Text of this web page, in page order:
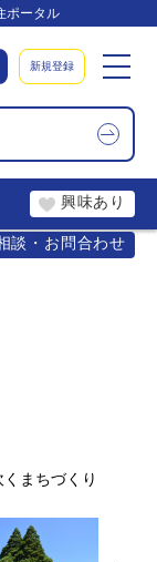
ポータル
新規登録
談・お問合わせ
興味あり
まちづくり